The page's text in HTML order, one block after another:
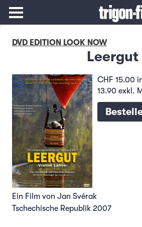
DVD EDITION LOOK NOW
Leergut
CHF 15.00
13.90 exkl.
Ein Film von Jan Svérak
Tschechische Republik 2007